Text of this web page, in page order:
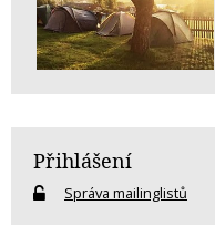
Přihlášení
Správa mailinglistů